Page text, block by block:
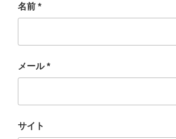
名前 *
メール*
サイト